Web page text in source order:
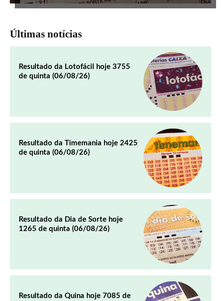
Últimas notícias
Resultado da Lotofácil hoje 3755
de quinta (06/08/26)
Resultado da Timemania hoje 2425
de quinta (06/08/26)
Resultado da Dia de Sorte hoje
1265 de quinta (06/08/26)
Resultado da Quina hoje 7085 de